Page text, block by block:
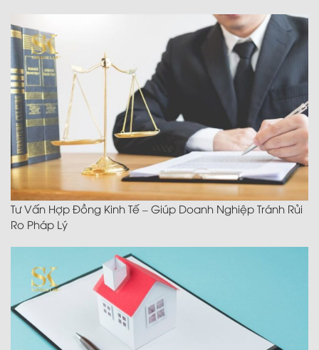
Tư Vấn Hợp Đồng Kinh Tế – Giúp Doanh Nghiệp Tránh Rủi
Ro Pháp Lý